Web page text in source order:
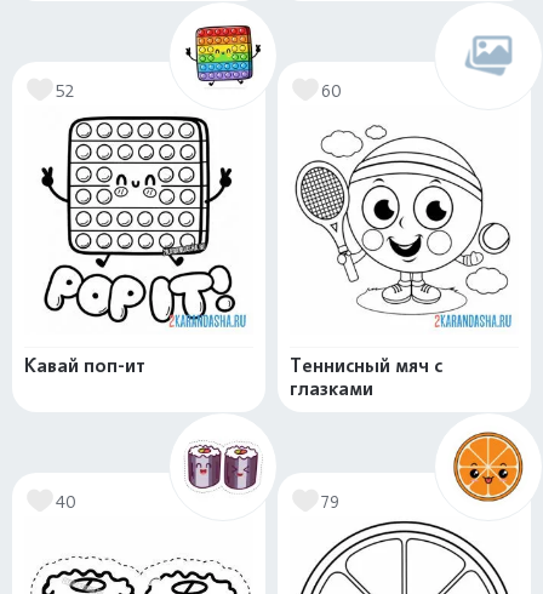
52
Кавай поп-ит
60
Теннисный мяч с
глазками
40 79